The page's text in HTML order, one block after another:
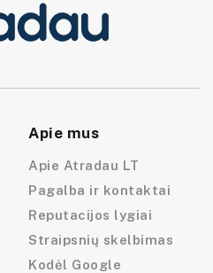
Apie mus
Apie Atradau LT
Pagalba ir kontaktai
Reputacijos lygiai
Straipsnių skelbimas
Kodėl Google